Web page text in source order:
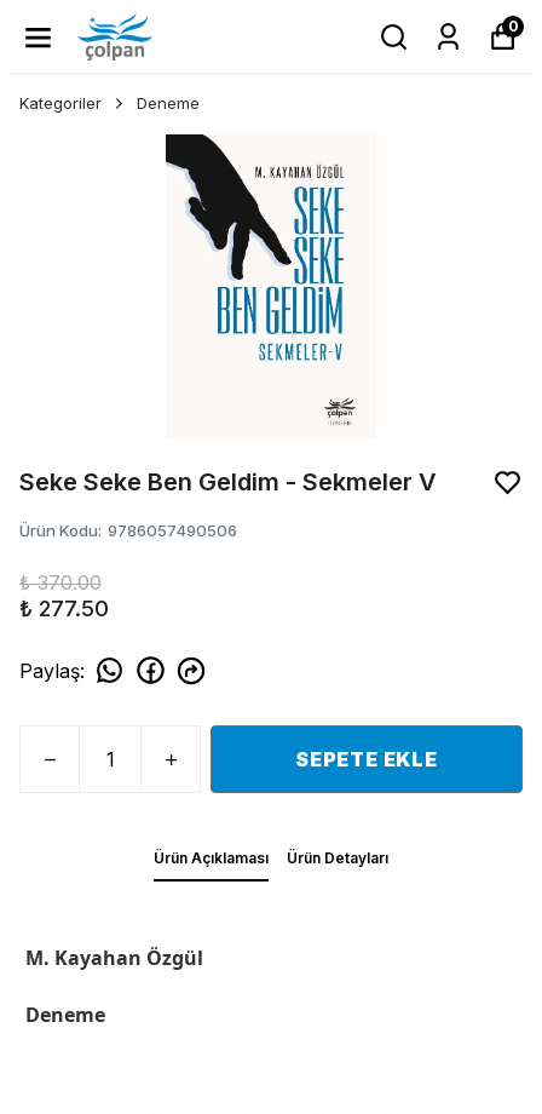
0
Kategoriler Deneme
Seke Seke Ben Geldim - Sekmeler V
Ürün Kodu: 9786057490506
₺ 370.00
₺ 277.50
Paylaş:
SEPETE EKLE
Ürün Açıklaması Ürün Detayları
M. Kayahan Özgül
Deneme